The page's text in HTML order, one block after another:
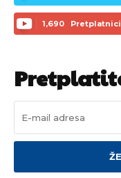
1,690 Pretplatnici